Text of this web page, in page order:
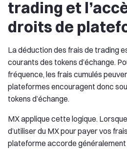
trading et
droits de
La déduction des frais de trading
courants des tokens d’échange.
fréquence, les frais cumulés
plateformes encouragent donc
tokens d’échange.
MX applique cette logique.
d’utiliser du MX pour payer vos
plateforme accorde généralement